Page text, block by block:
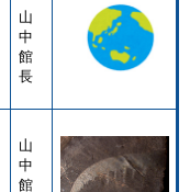
山
中
館
長
山
中
館